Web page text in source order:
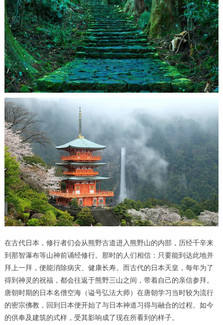
在古代日本，修行者们会从熊野古道进入熊野山的内部，历经千辛来
到那智瀑布等山神前诵经修行。那时的人们相信：只要能到达此地并
拜上一拜，便能消除病灾、健康长寿。而古代的日本天皇，每年为了
得到神灵的祝福，都会往返于熊野三山之间，带着自己的亲信参拜。
唐朝时期的日本名僧空海（谥号弘法大师）在唐朝学习当时较为流行
的密宗佛教，回到日本便开始了与日本神道习得与融合的过程。如今
的供奉及建筑的式样，受其影响成了现在所看到的样子。